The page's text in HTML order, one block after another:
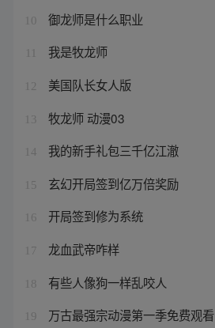
10 御龙师是什么职业
我是牧龙师
12 美国队长女人版
13 牧龙师 动漫03
14 我的新手礼包三千亿江澈
15 玄幻开局签到亿万倍奖励
16 开局签到修为系统
17 龙血武帝咋样
18 有些人像狗一样乱咬人
19 万古最强宗动漫第一季免费观看